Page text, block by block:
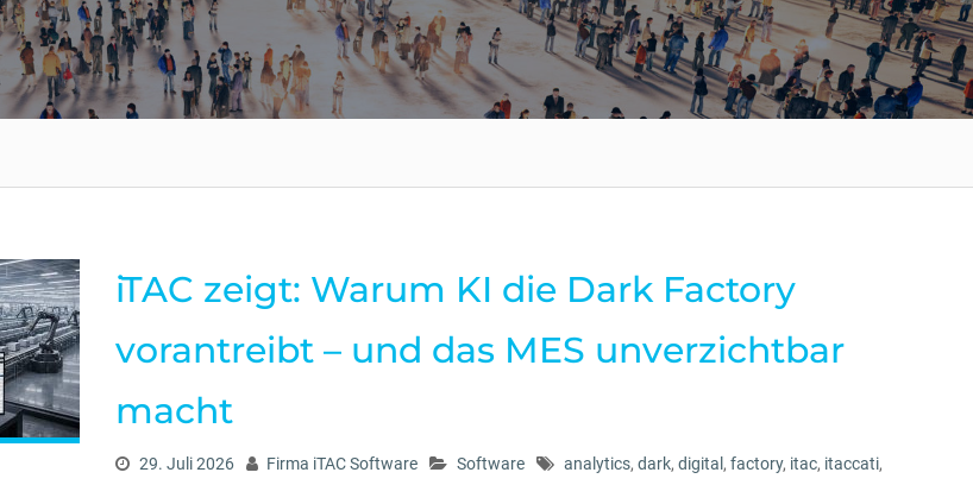
iTAC zeigt: Warum KI die Dark Factory
vorantreibt – und das MES unverzichtbar
macht
29. Juli 2026 Firma iTAC Software Software analytics, dark, digital , factory, itac, itaccati,